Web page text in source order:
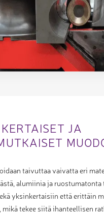
JA
taivuttaa vaivatta eri
alumiinia ja ruostumatonta
yksinkertaisiin että erittäin
tekee siitä ihanteellisen